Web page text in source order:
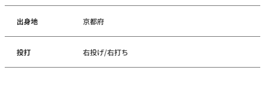
出身地 京都府
投打 右投げ/右打ち